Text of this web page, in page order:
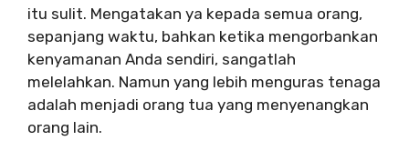
itu sulit. Mengatakan ya kepada semua orang,
sepanjang waktu, bahkan ketika mengorbankan
kenyamanan Anda sendiri, sangatlah
melelahkan. Namun yang lebih menguras tenaga
adalah menjadi orang tua yang menyenangkan
orang lain.